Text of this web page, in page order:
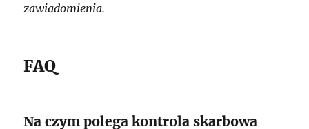
zawiadomienia.
FAQ
Na czym polega kontrola skarbowa